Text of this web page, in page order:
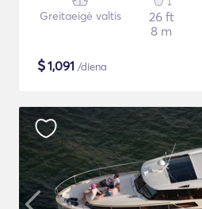
Greitaeigė valtis
26 ft
8 m
$1,091 /diena